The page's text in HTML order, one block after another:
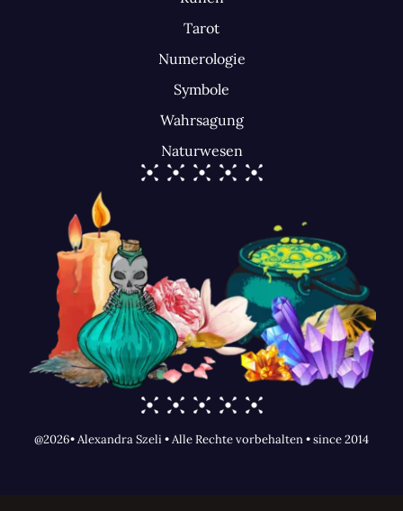
Tarot
Numerologie
Symbole
Wahrsagung
Naturwesen
@2026• Alexandra Szeli • Alle Rechte vorbehalten • since 2014